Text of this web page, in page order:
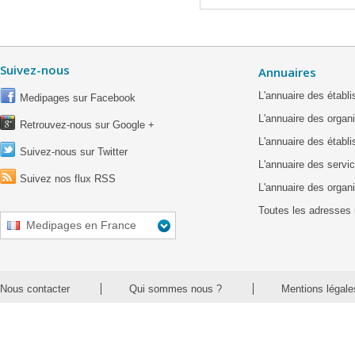
Suivez-nous
Medipages sur Facebook
Retrouvez-nous sur Google +
Suivez-nous sur Twitter
Suivez nos flux RSS
Medipages en France
Annuaires
L'annuaire des
L'annuaire des
L'annuaire des
L'annuaire des
L'annuaire des
Toutes les adresses
Nous contacter Qui sommes nous ? Mentions